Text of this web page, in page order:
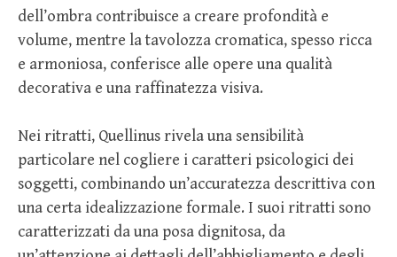
dell’ombra contribuisce a creare profondità e
volume, mentre la tavolozza cromatica, spesso ricca
e armoniosa, conferisce alle opere una qualità
decorativa e una raffinatezza visiva.
Nei ritratti, Quellinus rivela una sensibilità
particolare nel cogliere i caratteri psicologici dei
soggetti, combinando un’accuratezza descrittiva con
una certa idealizzazione formale. I suoi ritratti sono
caratterizzati da una posa dignitosa, da